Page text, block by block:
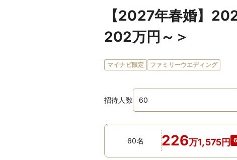
【2027年春婚】
202万円～＞
マイナビ限定 ファミリーウエディング
招待人数
60名 226万1,575円